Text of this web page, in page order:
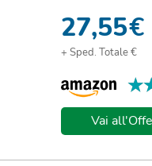
27,55€
+ Sped. Totale €
Vai